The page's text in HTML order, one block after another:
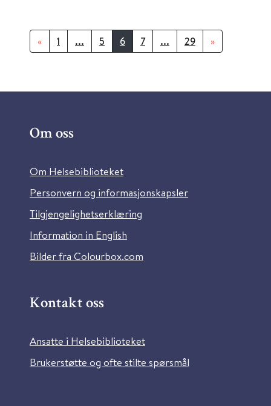
« 1 ... 5 6 7 ... 29 »
Om oss
Om Helsebiblioteket
Personvern og informasjonskapsler
Tilgjengelighetserklæring
Information in English
Bilder fra Colourbox.com
Kontakt oss
Ansatte i Helsebiblioteket
Brukerstøtte og ofte stilte spørsmål